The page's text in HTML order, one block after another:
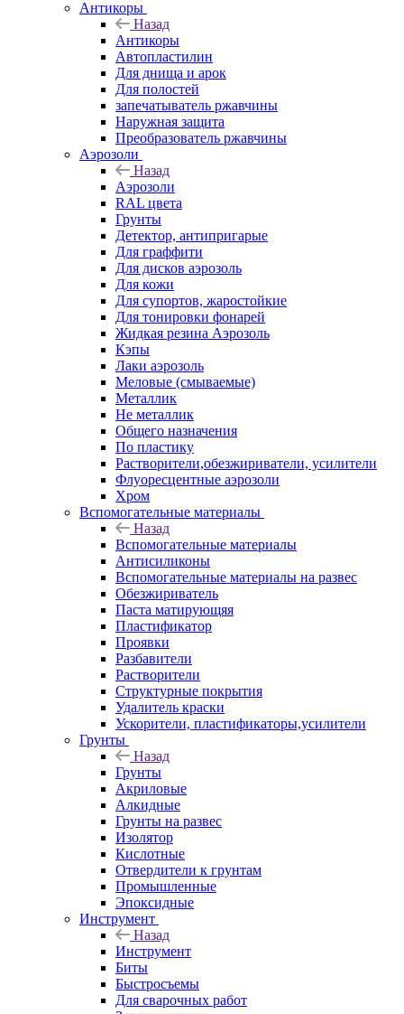
Антикоры
Назад
Антикоры
Автопластилин
Для днища и арок
Для полостей
запечатыватель ржавчины
Наружная защита
Преобразователь ржавчины
Аэрозоли
Назад
Аэрозоли
RAL цвета
Грунты
Детектор, антипригарые
Для граффити
Для дисков аэрозоль
Для кожи
Для супортов, жаростойкие
Для тонировки фонарей
Жидкая резина Аэрозоль
Кэпы
Лаки аэрозоль
Меловые (смываемые)
Металлик
Не металлик
Общего назначения
По пластику
Растворители,обезжириватели, усилители
Флуоресцентные аэрозоли
Хром
Вспомогательные материалы
Назад
Вспомогательные материалы
Антисиликоны
Вспомогательные материалы на развес
Обезжириватель
Паста матирующяя
Пластификатор
Проявки
Разбавители
Растворители
Структурные покрытия
Удалитель краски
Ускорители, пластификаторы,усилители
Грунты
Назад
Грунты
Акриловые
Алкидные
Грунты на развес
Изолятор
Кислотные
Отвердители к грунтам
Промышленные
Эпоксидные
Инструмент
Назад
Инструмент
Биты
Быстросъемы
Для сварочных работ